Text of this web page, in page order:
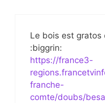
Le bois est gratos
:biggrin:
https://france3-
franche-
comte/doubs/